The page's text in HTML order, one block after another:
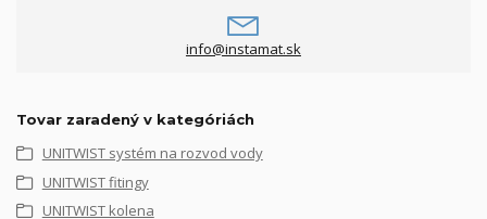
info@instamat.sk
Tovar zaradený v kategóriách
UNITWIST systém na rozvod vody
UNITWIST fitingy
UNITWIST kolena